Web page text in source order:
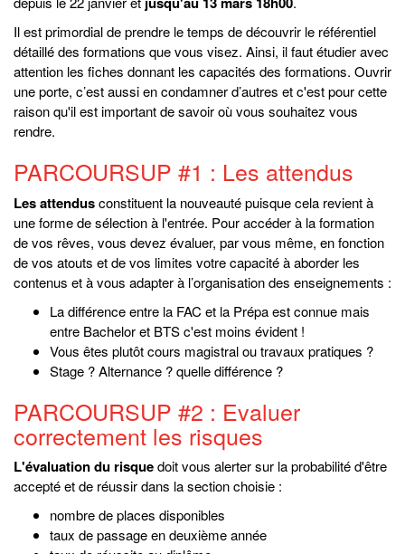
Il est primordial de prendre le temps de découvrir le référentiel
détaillé des formations que vous visez. Ainsi, il faut étudier avec
attention les fiches donnant les capacités des formations. Ouvrir
une porte, c’est aussi en condamner d’autres et c'est pour cette
raison qu'il est important de savoir où vous souhaitez vous
rendre.
PARCOURSUP #1 : Les attendus
Les attendusconstituent la nouveauté puisque cela revient à
une forme de sélection à l'entrée. Pour accéder à la formation
de vos rêves, vous devez évaluer, par vous même, en fonction
de vos atouts et de vos limites votre capacité à aborder les
contenus et à vous adapter à l’organisation des enseignements :
La différence entre la FAC et la Prépa est connue mais
entre Bachelor et BTS c'est moins évident !
Vous êtes plutôt cours magistral ou travaux pratiques ?
Stage ? Alternance ? quelle différence ?
PARCOURSUP #2 : Evaluer
correctement les risques
L'évaluation du risquedoit vous alerter sur la probabilité d'être
accepté et de réussir dans la section choisie :
nombre de places disponibles
taux de passage en deuxième année